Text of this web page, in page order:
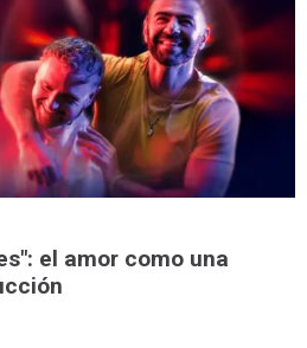
el amor como una